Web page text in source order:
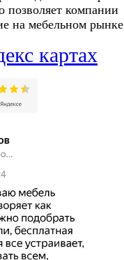
позволяет компании
на мебельном
картах